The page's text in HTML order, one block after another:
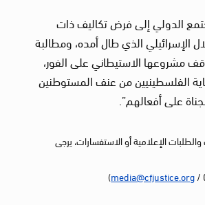
الدولي إلى فرض تكاليف ذات
الإسرائيلي الذي طال أمده، ومطالبة
مشروعها الاستيطاني على الفور،
الفلسطينيين من عنف المستوطنين
على أفعالهم”.
الإعلامية أو الاستفسارات، يرجى
media@cfjustice.org
)